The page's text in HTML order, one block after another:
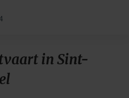
in Sint-